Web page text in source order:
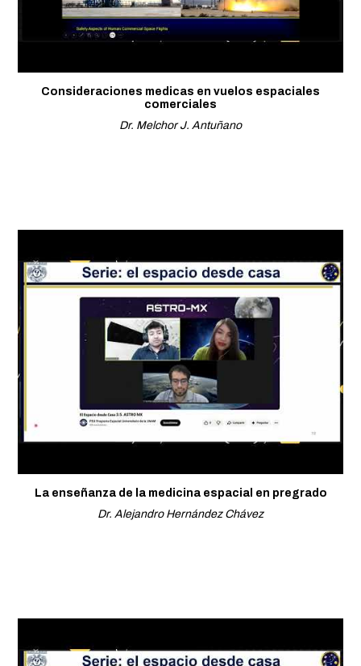
Consideraciones medicas en vuelos espaciales
comerciales
Dr. Melchor J. Antuñano
La enseñanza de la medicina espacial en pregrado
Dr. Alejandro Hernández Chávez